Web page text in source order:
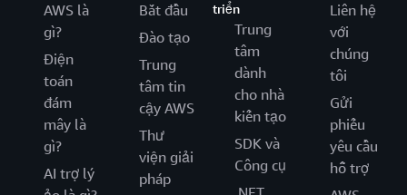
AWS là
gì?
Điện
toán
đám
mây là
gì?
AI trợ lý
Bắt đầu
Đào tạo
Trung
tâm tin
cậy AWS
Thư
viện giải
pháp
triển
Trung
tâm
dành
cho nhà
kiến tạo
SDK và
Công cụ
Liên hệ
với
chúng
tôi
Gửi
phiếu
yêu cầu
hỗ trợ